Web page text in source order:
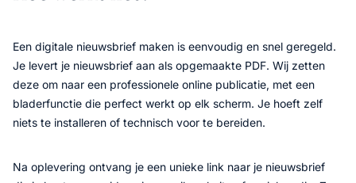
Een digitale nieuwsbrief maken is eenvoudig en snel geregeld.
Je levert je nieuwsbrief aan als opgemaakte PDF. Wij zetten
deze om naar een professionele online publicatie, met een
bladerfunctie die perfect werkt op elk scherm. Je hoeft zelf
niets te installeren of technisch voor te bereiden.
Na oplevering ontvang je een unieke link naar je nieuwsbrief